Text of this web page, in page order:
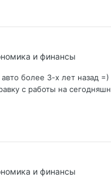
и финансы
более 3-х лет назад
с работы на
и финансы